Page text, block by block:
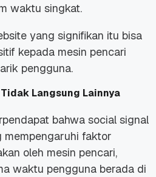
waktu singkat.
yang signifikan itu bisa
kepada mesin pencari
pengguna.
Langsung Lainnya
bahwa social signal
faktor
oleh mesin pencari,
waktu pengguna berada di